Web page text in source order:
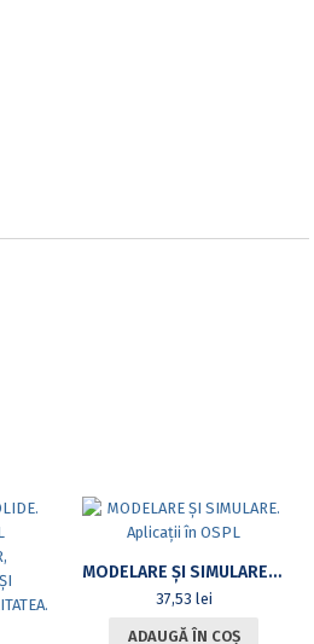
MODELARE ȘI SIMULARE. APLICAȚII ÎN OSPL
37,53 lei
ADAUGĂ ÎN COȘ